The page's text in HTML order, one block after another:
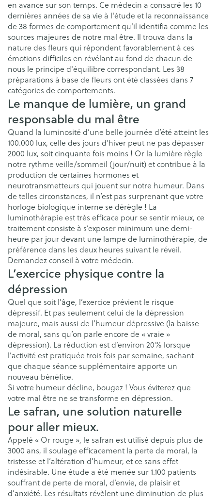
en avance sur son temps. Ce médecin a consacré les 10
dernières années de sa vie à l'étude et la reconnaissance
de 38 formes de comportement qu'il identifia comme les
sources majeures de notre mal être. Il trouva dans la
nature des fleurs qui répondent favorablement à ces
émotions difficiles en révélant au fond de chacun de
nous le principe d'équilibre correspondant. Les 38
préparations à base de fleurs ont été classées dans 7
catégories de comportements.
Le manque de lumière, un grand
responsable du mal être
Quand la luminosité d’une belle journée d’été atteint les
100.000 lux, celle des jours d’hiver peut ne pas dépasser
2000 lux, soit cinquante fois moins ! Or la lumière règle
notre rythme veille/sommeil (jour/nuit) et contribue à la
production de certaines hormones et
neurotransmetteurs qui jouent sur notre humeur. Dans
de telles circonstances, il n’est pas surprenant que votre
horloge biologique interne se dérègle ! La
luminothérapie est très efficace pour se sentir mieux, ce
traitement consiste à s’exposer minimum une demi-
heure par jour devant une lampe de luminothérapie, de
préférence dans les deux heures suivant le réveil.
Demandez conseil à votre médecin.
L’exercice physique contre la
dépression
Quel que soit l’âge, l’exercice prévient le risque
dépressif. Et pas seulement celui de la dépression
majeure, mais aussi de l’humeur dépressive (la baisse
de moral, sans qu’on parle encore de « vraie »
dépression). La réduction est d’environ 20% lorsque
l’activité est pratiquée trois fois par semaine, sachant
que chaque séance supplémentaire apporte un
nouveau bénéfice.
Si votre humeur décline, bougez ! Vous éviterez que
votre mal être ne se transforme en dépression.
Le safran, une solution naturelle
pour aller mieux.
Appelé « Or rouge », le safran est utilisé depuis plus de
3000 ans, il soulage efficacement la perte de moral, la
tristesse et l’altération d’humeur, et ce sans effet
indésirable. Une étude a été menée sur 1.100 patients
souffrant de perte de moral, d’envie, de plaisir et
d’anxiété. Les résultats révèlent une diminution de plus